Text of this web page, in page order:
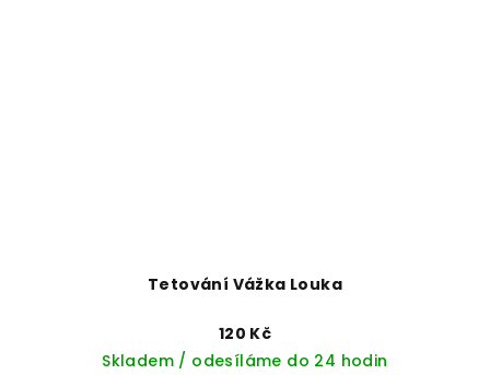
Tetování Vážka Louka
120 Kč
Skladem / odesíláme do 24 hodin